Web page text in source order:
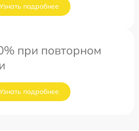
подробнее
при повторном
подробнее